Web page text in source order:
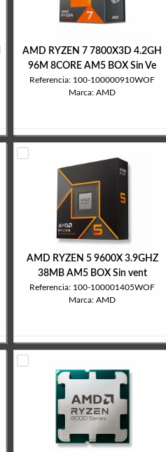
AMD RYZEN 7 7800X3D 4.2GH
96M 8CORE AM5 BOX Sin Ve
Referencia: 100-100000910WOF
Marca: AMD
AMD RYZEN 5 9600X 3.9GHZ
38MB AM5 BOX Sin vent
Referencia: 100-100001405WOF
Marca: AMD